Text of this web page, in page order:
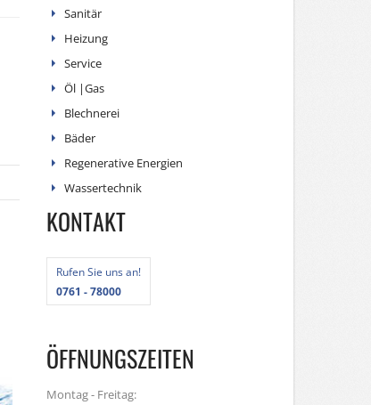
Sanitär
Heizung
Service
Öl |Gas
Blechnerei
Bäder
Regenerative Energien
Wassertechnik
KONTAKT
Rufen Sie uns an!
0761 - 78000
ÖFFNUNGSZEITEN
Montag - Freitag: